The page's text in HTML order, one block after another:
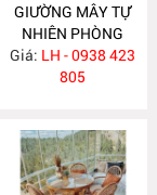
GIƯỜNG MÂY TỰ
NHIÊN PHÒNG
NGỦ MA584
Giá: LH - 0938 423
805